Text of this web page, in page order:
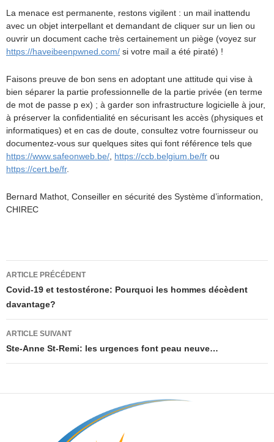
La menace est permanente, restons vigilent : un mail inattendu
avec un objet interpellant et demandant de cliquer sur un lien ou
ouvrir un document cache très certainement un piège (voyez sur
https://haveibeenpwned.com/ si votre mail a été piraté) !
Faisons preuve de bon sens en adoptant une attitude qui vise à
bien séparer la partie professionnelle de la partie privée (en terme
de mot de passe p ex) ; à garder son infrastructure logicielle à jour,
à préserver la confidentialité en sécurisant les accès (physiques et
informatiques) et en cas de doute, consultez votre fournisseur ou
documentez-vous sur quelques sites qui font référence tels que
https://www.safeonweb.be/ https://ccb.belgium.be/fr ou
https://cert.be/fr.
Bernard Mathot, Conseiller en sécurité des Système d’information,
CHIREC
Navigation
des
articles
ARTICLE PRÉCÉDENT
Covid-19 et testostérone: Pourquoi les hommes décèdent
davantage?
ARTICLE SUIVANT
Ste-Anne St-Remi: les urgences font peau neuve…